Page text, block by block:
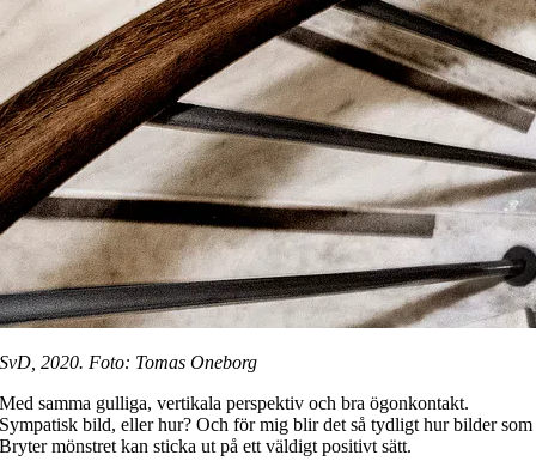
SvD, 2020. Foto: Tomas Oneborg
Med samma gulliga, vertikala perspektiv och bra ögonkontakt.
Sympatisk bild, eller hur? Och för mig blir det så tydligt hur bilder som
Bryter mönstret kan sticka ut på ett väldigt positivt sätt.